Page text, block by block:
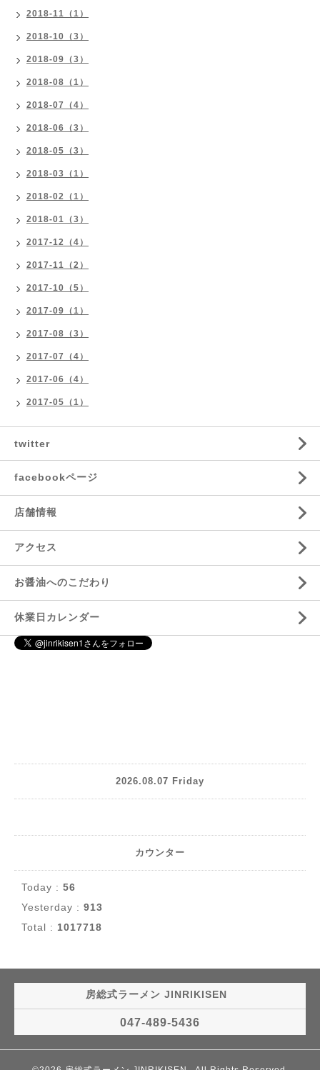
2018-11（1）
2018-10（3）
2018-09（3）
2018-08（1）
2018-07（4）
2018-06（3）
2018-05（3）
2018-03（1）
2018-02（1）
2018-01（3）
2017-12（4）
2017-11（2）
2017-10（5）
2017-09（1）
2017-08（3）
2017-07（4）
2017-06（4）
2017-05（1）
twitter
facebookページ
店舗情報
アクセス
お醤油へのこだわり
休業日カレンダー
2026.08.07 Friday
カウンター
Today : 56
Yesterday : 913
Total : 1017718
房総式ラーメン JINRIKISEN
047-489-5436